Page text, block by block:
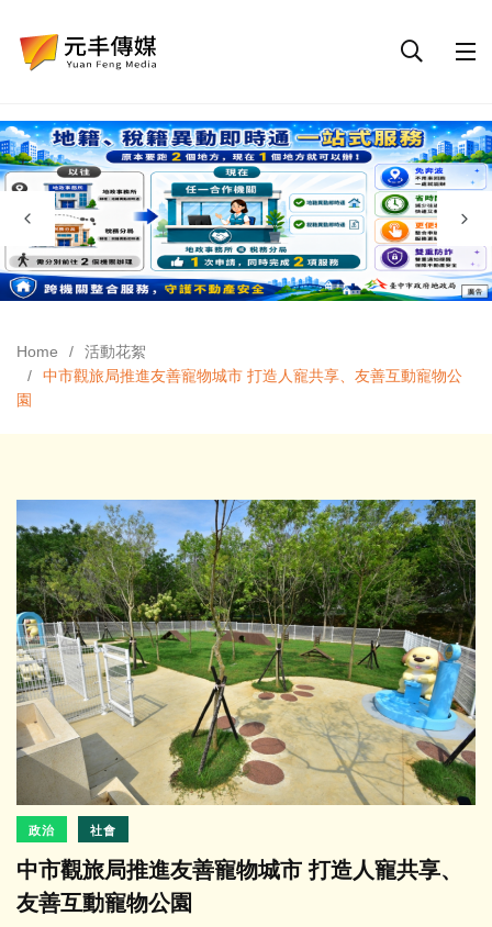
Home
活動花絮
中市觀旅局推進友善寵物城市 打造人寵共享、友善互動寵物公
園
政治 社會
中市觀旅局推進友善寵物城市 打造人寵共享、
友善互動寵物公園